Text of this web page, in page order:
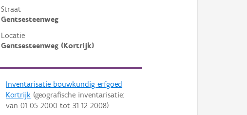
Straat
Gentsesteenweg
Locatie
Gentsesteenweg (Kortrijk)
Inventarisatie bouwkundig erfgoed
Kortrijk(geografische inventarisatie:
van 01-05-2000 tot 31-12-2008)